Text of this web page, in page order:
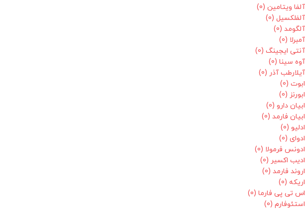
آلفا ویتامین (0)
آلفلکسیل (0)
آلگومد (0)
آمبرلا (0)
آنتی ایجینگ (0)
آوه سینا (0)
آیلارطب آذر (0)
ابوت (0)
ابورنز (0)
ابیان دارو (0)
ابیان فارمد (0)
ادلیو (0)
ادوای (0)
ادونس فرمولا (0)
ادیب اکسیر (0)
اروند فارمد (0)
اریکه (0)
اس تی پی فارما (0)
استئوفارم (0)